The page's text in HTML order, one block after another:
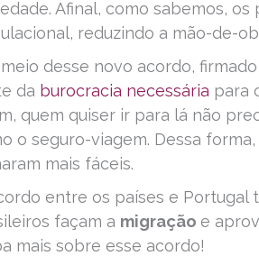
Afinal, como sabemos,
reduzindo a mão-de-
desse novo acordo,
da burocracia necessária para
quem quiser ir para lá não
o seguro-viagem. Dessa
mais fáceis.
entre os países e
façam a migração e
mais sobre esse acordo!